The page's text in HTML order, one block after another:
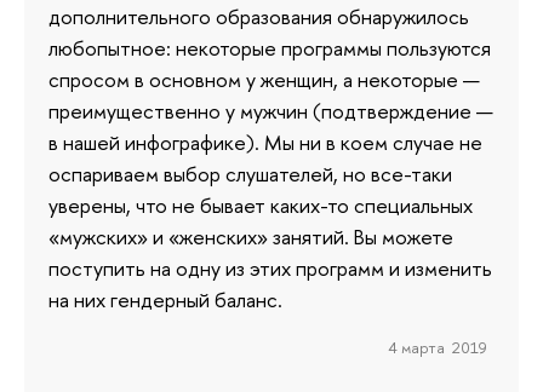
дополнительного образования обнаружилось
любопытное: некоторые программы пользуются
спросом в основном у женщин, а некоторые —
преимущественно у мужчин (подтверждение —
в нашей инфографике). Мы ни в коем случае не
оспариваем выбор слушателей, но все-таки
уверены, что не бывает каких-то специальных
«мужских» и «женских» занятий. Вы можете
поступить на одну из этих программ и изменить
на них гендерный баланс.
4 марта 2019